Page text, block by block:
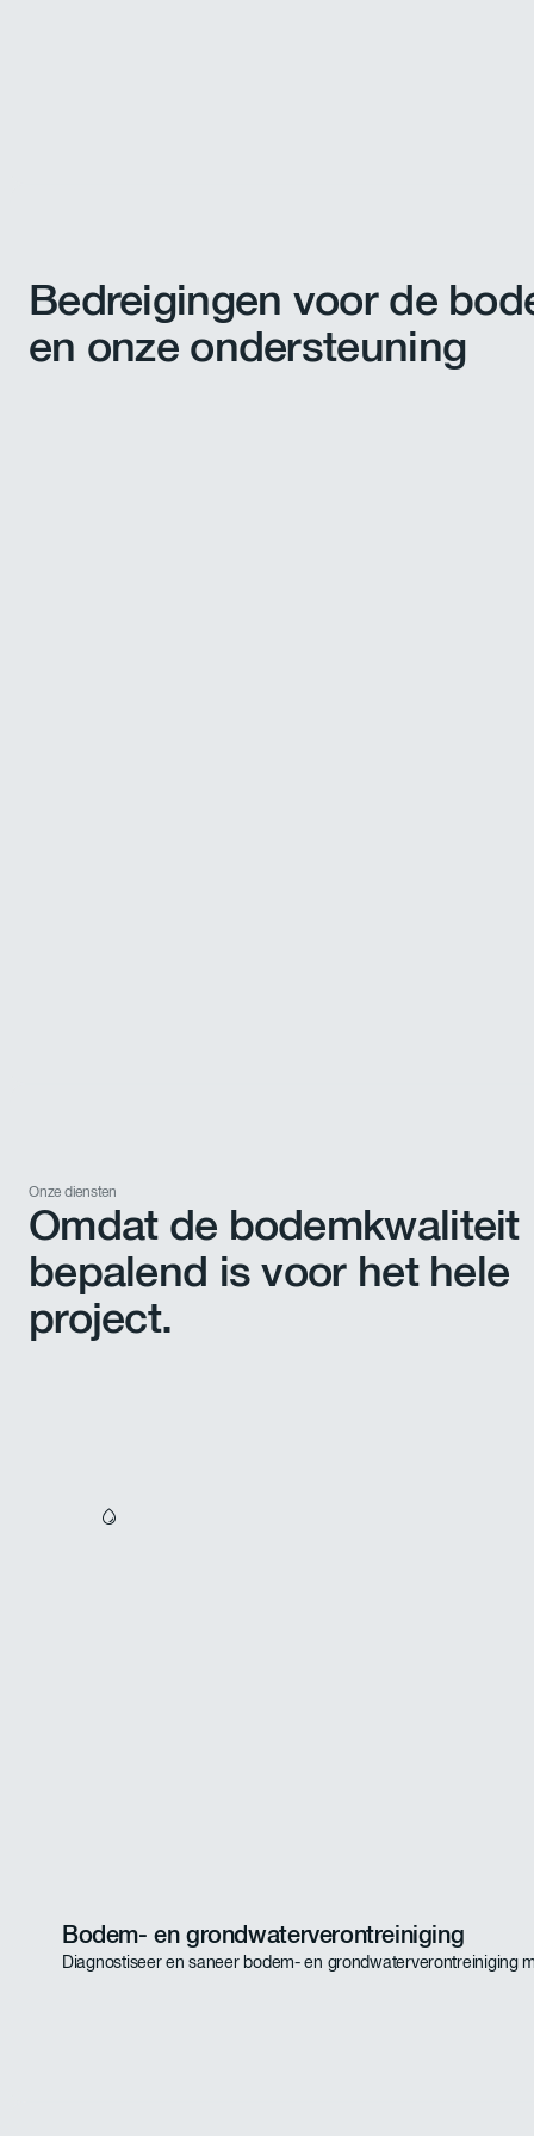
Bedreigingen voor de
en onze ondersteuning
Onze diensten
Omdat de bodemkwaliteit
bepalend is voor het hele
project.
Bodem- en grondwaterverontreiniging
Diagnostiseer en saneer bodem- en grondwaterverontreiniging